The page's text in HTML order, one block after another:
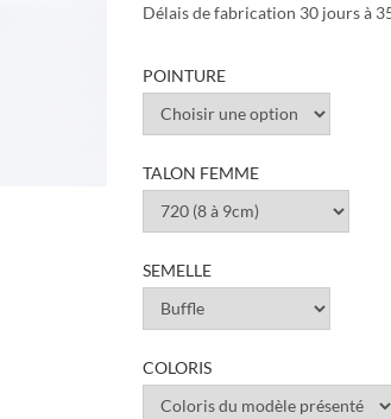
Délais de fabrication 30 jours à
POINTURE
TALON FEMME
SEMELLE
COLORIS